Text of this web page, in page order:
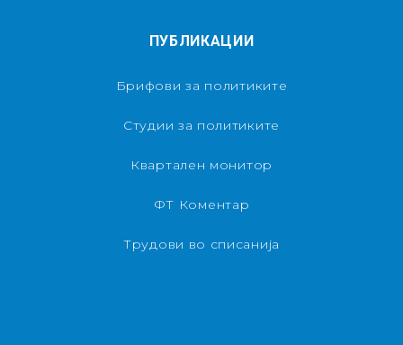
ПУБЛИКАЦИИ
Брифови за политиките
Студии за политиките
Квартален монитор
ФТ Коментар
Трудови во списанија